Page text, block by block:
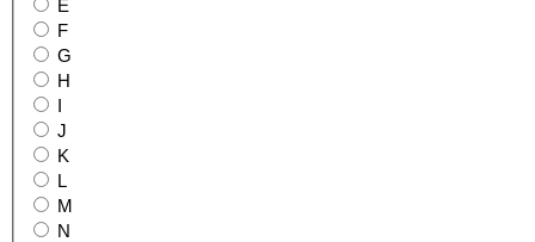
E
F
G
H
J
K
L
M
N